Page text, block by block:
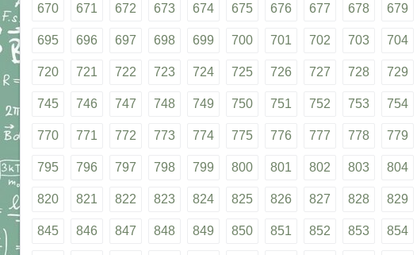
670 671 672 673 674 675 676 677 678 679
695 696 697 698 699 700 701 702 703 704
720 721 722 723 724 725 726 727 728 729
745 746 747 748 749 750 751 752 753 754
770 771 772 773 774 775 776 777 778 779
795 796 797 798 799 800 801 802 803 804
820 821 822 823 824 825 826 827 828 829
845 846 847 848 849 850 851 852 853 854